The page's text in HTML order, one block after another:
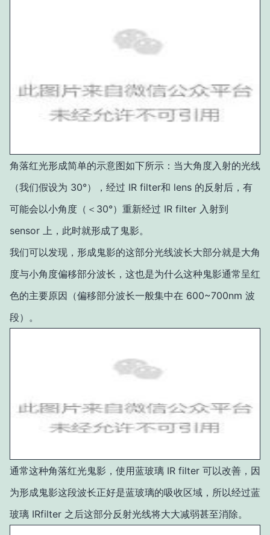
角落红光形成简单的示意图如下所示：当大角度入射的光线
（我们假设为 30°），经过 IR filter和 lens 的反射后，有
可能会以小角度（＜30°）重新经过 IR filter 入射到
sensor 上，此时就形成了鬼影。
我们可以发现，形成鬼影的这部分光线波长大部分就是大角
度与小角度偏移部分波长，这也是为什么这种鬼影通常呈红
色的主要原因（偏移部分波长一般集中在 600~700nm 波
段）。
通常这种角落红光鬼影，使用蓝玻璃 IR filter 可以改善，因
为形成鬼影这段波长正好是蓝玻璃的吸收区域，所以经过蓝
玻璃 IRfilter 之后这部分反射光线将大大减弱甚至消除。